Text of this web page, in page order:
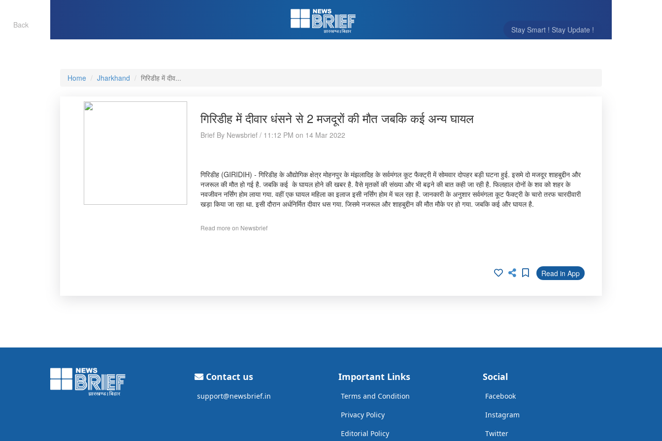
Stay Smart ! Stay Update !
Back
Home Jharkhand गिरिडीह में दीव...
गिरिडीह में दीवार धंसने से 2 मजदूरों की मौत जबकि कई अन्य घायल
Brief By Newsbrief / 11:12 PM on 14 Mar 2022
गिरिडीह (GIRIDIH) - गिरिडीह के औद्योगिक क्षेत्र मोहनपुर के मंझलादिह के सर्वमंगल कूट फैक्ट्री में सोमवार दोपहर बड़ी घटना हुई. इसमे दो मजदूर शाहबुद्दीन और
नजरूल की मौत हो गई है. जबकि कई के घायल होने की खबर है. वैसे मृतकों की संख्या और भी बढ़ने की बात कही जा रही है. फिलहाल दोनों के शव को शहर के
नवजीवन नर्सिंग होम लाया गया. वहीं एक घायल महिला का इलाज इसी नर्सिंग होम में चल रहा है. जानकारी के अनुशार सर्वमंगला कूट फैक्ट्री के चारो तरफ चारदीवारी
खड़ा किया जा रहा था. इसी दौरान अर्धनिर्मित दीवार धस गया. जिसमे नजरूल और शाहबुद्दीन की मौत मौके पर हो गया. जबकि कई और घायल है.
Read more on Newsbrief
Read in App
Contact us
support@newsbrief.in
Important Links
Terms and Condition
Privacy Policy
Editorial Policy
Social
Facebook
Instagram
Twitter